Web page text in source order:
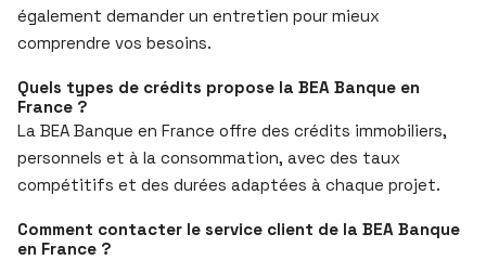
également demander un entretien pour mieux
comprendre vos besoins.
Quels types de crédits propose la BEA Banque en
France ?
La BEA Banque en France offre des crédits immobiliers,
personnels et à la consommation, avec des taux
compétitifs et des durées adaptées à chaque projet.
Comment contacter le service client de la BEA Banque
en France ?